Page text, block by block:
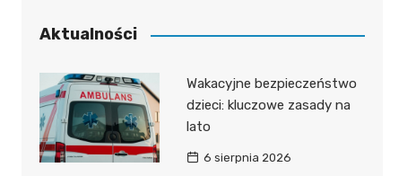
Aktualności
Wakacyjne bezpieczeństwo
dzieci: kluczowe zasady na
lato
6 sierpnia 2026